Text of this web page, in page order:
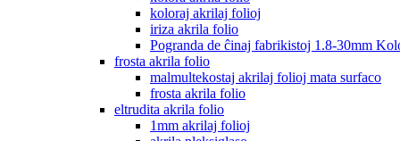
koloraj akrilaj folioj
iriza akrila folio
Pogranda de ĉinaj fabrikistoj 1.8-30mm
frosta akrila folio
malmultekostaj akrilaj folioj mata surfaco
frosta akrila folio
eltrudita akrila folio
1mm akrilaj folioj